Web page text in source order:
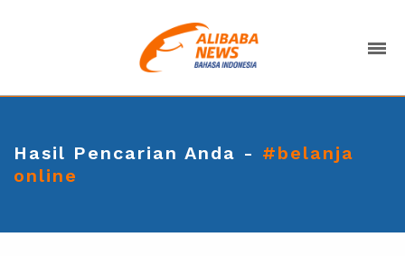
Hasil Pencarian Anda - #belanja
online